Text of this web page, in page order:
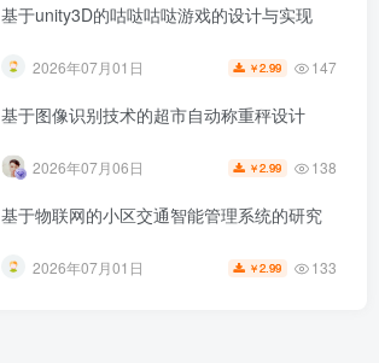
基于unity3D的咕哒咕哒游戏的设计与实现
2026年07月01日 ￥2.99 147
基于图像识别技术的超市自动称重秤设计
2026年07月06日 ￥2.99 138
基于物联网的小区交通智能管理系统的研究
2026年07月01日 ￥2.99 133